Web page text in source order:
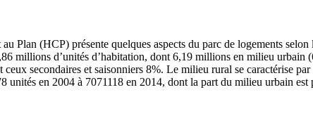
Plan (HCP) présente quelques aspects du parc de logements
millions d’unités d’habitation, dont 6,19 millions en milieu
secondaires et saisonniers 8%. Le milieu rural se caractérise
unités en 2004 à 7071118 en 2014, dont la part du milieu urbain est